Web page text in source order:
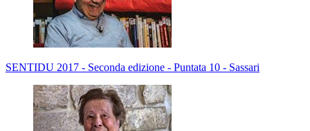
SENTIDU 2017 - Seconda edizione - Puntata 10 - Sassari